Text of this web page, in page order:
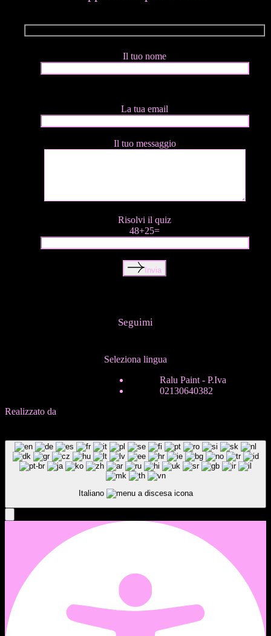
Il tuo nome
La tua email
Il tuo messaggio
Risolvi il quiz
48+25=
Invia
Seguimi
Seleziona lingua
Ralu Paint - P.Iva
02130640382
Realizzato da
Italiano